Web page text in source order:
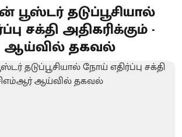
பூஸ்டர் தடுப்பூசியால்
சக்தி அதிகரிக்கும் -
ஆய்வில் தகவல்